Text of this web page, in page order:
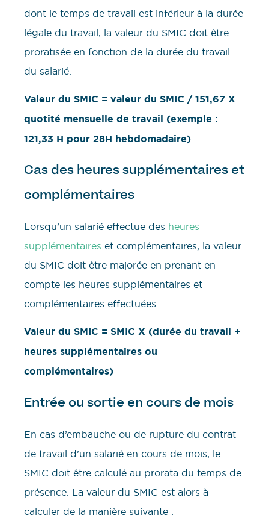
dont le temps de travail est inférieur à la durée
légale du travail, la valeur du SMIC doit être
proratisée en fonction de la durée du travail
du salarié.
Valeur du SMIC = valeur du SMIC / 151,67 X
quotité mensuelle de travail (exemple :
121,33 H pour 28H hebdomadaire)
Cas des heures supplémentaires et
complémentaires
Lorsqu’un salarié effectue des heures
supplémentaires et complémentaires, la valeur
du SMIC doit être majorée en prenant en
compte les heures supplémentaires et
complémentaires effectuées.
Valeur du SMIC = SMIC X (durée du travail +
heures supplémentaires ou
complémentaires)
Entrée ou sortie en cours de mois
En cas d’embauche ou de rupture du contrat
de travail d’un salarié en cours de mois, le
SMIC doit être calculé au prorata du temps de
présence. La valeur du SMIC est alors à
calculer de la manière suivante :